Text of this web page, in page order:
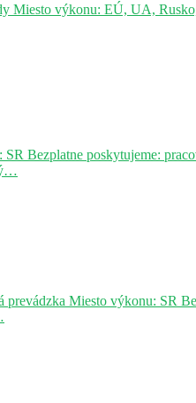
Miesto výkonu: EÚ, UA,
Bezplatne poskytujeme:
Miesto výkonu: SR